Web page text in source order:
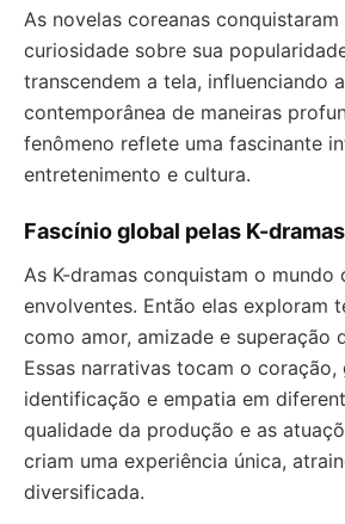
As novelas coreanas
curiosidade sobre sua
transcendem a tela, influenciando
contemporânea de maneiras
fenômeno reflete uma fascinante
entretenimento e cultura.
Fascínio global pelas K-dramas
As K-dramas conquistam o mundo
envolventes. Então elas exploram
como amor, amizade e superação
Essas narrativas tocam o coração,
identificação e empatia em
qualidade da produção e as
criam uma experiência única,
diversificada.